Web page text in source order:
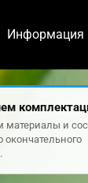
Информация
материалы и
окончательного